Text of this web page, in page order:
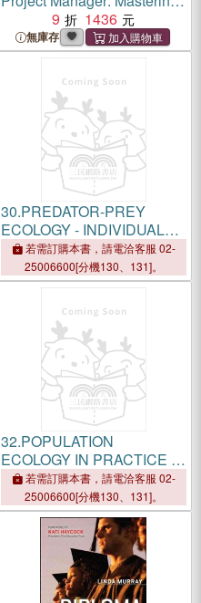
Technology From Planning
To Launch And Beyond
9 1436
無庫存
30.PREDATOR-PREY
ECOLOGY - INDIVIDUALS,
POPULATIONS, AND
COMMUNITIES
若需訂購本書，請電洽客服 02-
25006600[分機130、131]。
32.POPULATION
ECOLOGY IN PRACTICE -
UNDERUSED, MISUSED
AND ABUSED METHODS
若需訂購本書，請電洽客服 02-
25006600[分機130、131]。